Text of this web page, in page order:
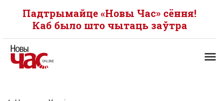
Падтрымайце «Новы Час» сёння!
Каб было што чытаць заўтра